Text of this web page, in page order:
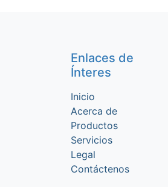
Enlaces de
Ínteres
Inicio
Acerca de
Productos
Servicios
Legal
Contáctenos